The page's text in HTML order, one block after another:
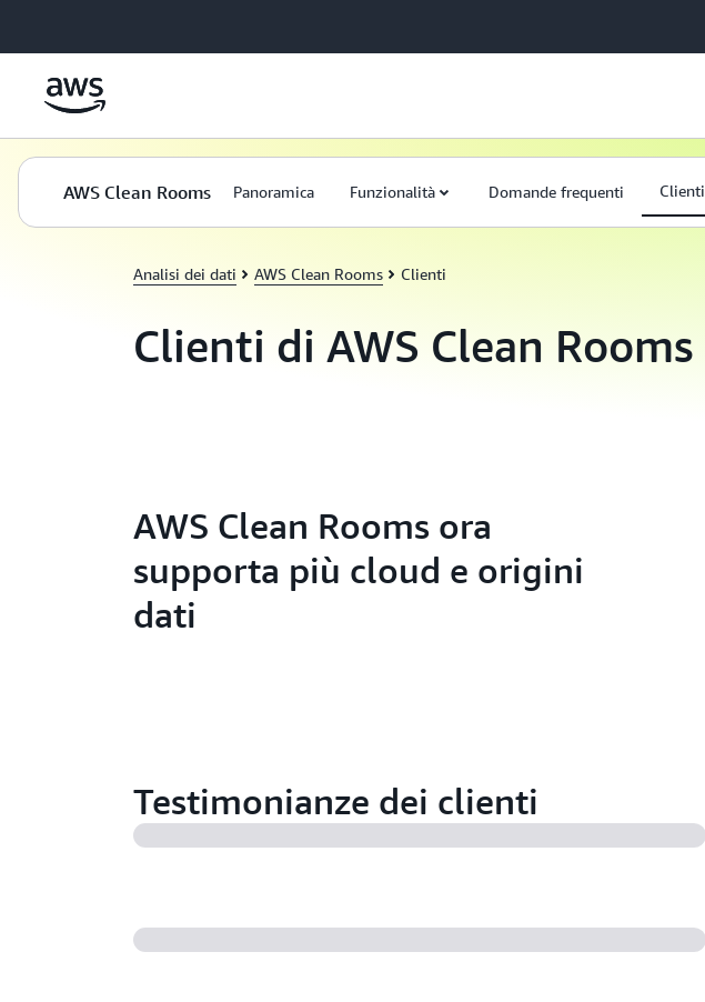
AWS Clean Rooms Panoramica Funzionalità Domande frequenti Clienti
Analisi dei dati AWS Clean Rooms Clienti
Clienti di AWS Clean Rooms
AWS Clean Rooms ora
supporta più cloud e origini
dati
Testimonianze dei clienti